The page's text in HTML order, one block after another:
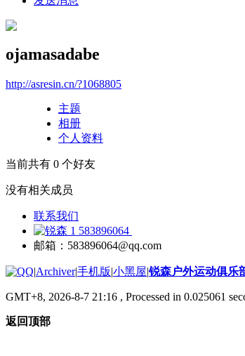
ojamasadabe
http://asresin.cn/?1068805
主题
相册
个人资料
当前共有 0 个好友
没有相关成员
联系我们
583896064
邮箱：583896064@qq.com
|Archiver|手机版|小黑屋|锐森户外运动俱乐
GMT+8, 2026-8-7 21:16 , Processed in 0.025061
返回顶部